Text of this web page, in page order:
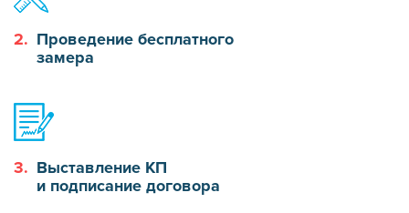
2. Проведение бесплатного
замера
3. Выставление КП
и подписание договора